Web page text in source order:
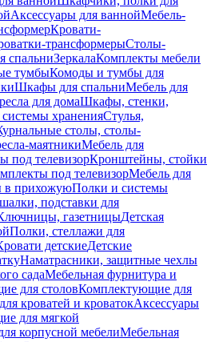
Аксессуары для ваннойМебель-
Кровати-
трансформерыСтолы-
спальниЗеркалаКомплекты мебели
тумбыКомоды и тумбы для
Шкафы для спальниМебель для
для домаШкафы, стенки,
храненияСтулья,
столы, столы-
маятникиМебель для
под телевизорКронштейны, стойки
под телевизорМебель для
в прихожуюПолки и системы
подставки для
газетницыДетская
Полки, стеллажи для
детскиеДетские
Наматрасники, защитные чехлы
садаМебельная фурнитура и
для столовКомплектующие для
кроватей и кроватокАксессуары
для мягкой
корпусной мебелиМебельная